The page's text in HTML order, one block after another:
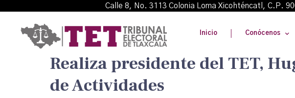
Calle 8, No. 3113 Colonia Loma Xicohténcatl,
Inicio Conócenos
Realiza presidente del TET,
de Actividades